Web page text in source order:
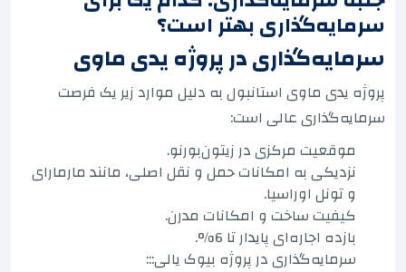
سرمایه‌گذاری بهتر است؟
سرمایه‌گذاری در پروژه یدی ماوی
پروژه یدی ماوی استانبول به دلیل موارد زیر یک فرصت
سرمایه‌گذاری عالی است:
موقعیت مرکزی در زیتون‌بورنو.
نزدیکی به امکانات حمل و نقل اصلی، مانند مارمارای
و تونل اوراسیا.
کیفیت ساخت و امکانات مدرن.
بازده اجاره‌ای پایدار تا 6%.
سرمایه‌گذاری در پروژه بیوک یالی:::